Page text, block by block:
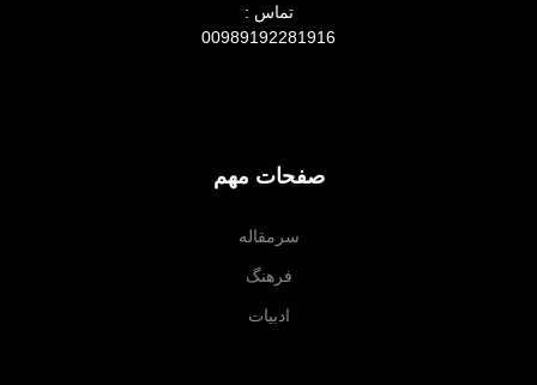
تماس :
00989192281916
صفحات مهم
سرمقاله
فرهنگ
ادبیات